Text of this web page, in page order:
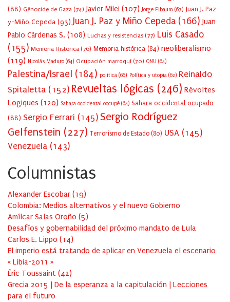
(88) Génocide de Gaza (74) Javier Milei (107) Jorge Elbaum (67) Juan J. Paz-
y-Miño Cepeda (93) Juan J. Paz y Miño Cepeda (166) Juan
Pablo Cárdenas S. (108) Luchas y resistencias (77) Luis Casado
(155) Memoria Historica (76) Memoria histórica (84) neoliberalismo
(119) Nicolás Maduro (64) Ocupación marroquí (70) ONU (64)
Palestina/Israel (184) política (66) Política y utopia (62) Reinaldo
Spitaletta (152) Revueltas lógicas (246) Révoltes
Logiques (120) Sahara occidental occupé (64) Sahara occidental ocupado
(88) Sergio Ferrari (145) Sergio Rodríguez
Gelfenstein (227) Terrorismo de Estado (80) USA (145)
Venezuela (143)
Columnistas
Alexander Escobar (19)
Colombia: Medios alternativos y el nuevo Gobierno
Amílcar Salas Oroño (5)
Desafíos y gobernabilidad del próximo mandato de Lula
Carlos E. Lippo (14)
El imperio está tratando de aplicar en Venezuela el escenario
« Libia-2011 »
Éric Toussaint (42)
Grecia 2015 | De la esperanza a la capitulación | Lecciones
para el futuro